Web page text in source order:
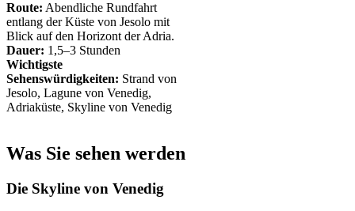
Route: Abendliche Rundfahrt
entlang der Küste von Jesolo mit
Blick auf den Horizont der Adria.
Dauer: 1,5–3 Stunden
Wichtigste
Sehenswürdigkeiten: Strand von
Jesolo, Lagune von Venedig,
Adriaküste, Skyline von Venedig
Was Sie sehen werden
Die Skyline von Venedig